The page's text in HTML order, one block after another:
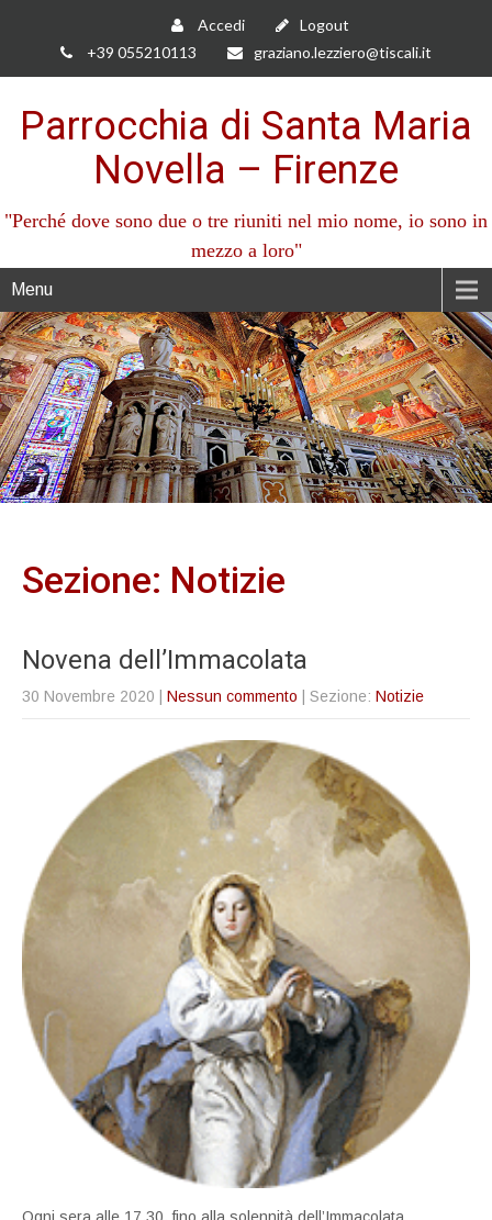
Accedi
Logout
+39 055210113
graziano.lezziero@tiscali.it
Parrocchia di Santa Maria
Novella – Firenze
"Perché dove sono due o tre riuniti nel mio nome, io sono in
mezzo a loro"
Menu
Sezione: Notizie
Novena dell’Immacolata
30 Novembre 2020 Nessun commento | Sezione: Notizie